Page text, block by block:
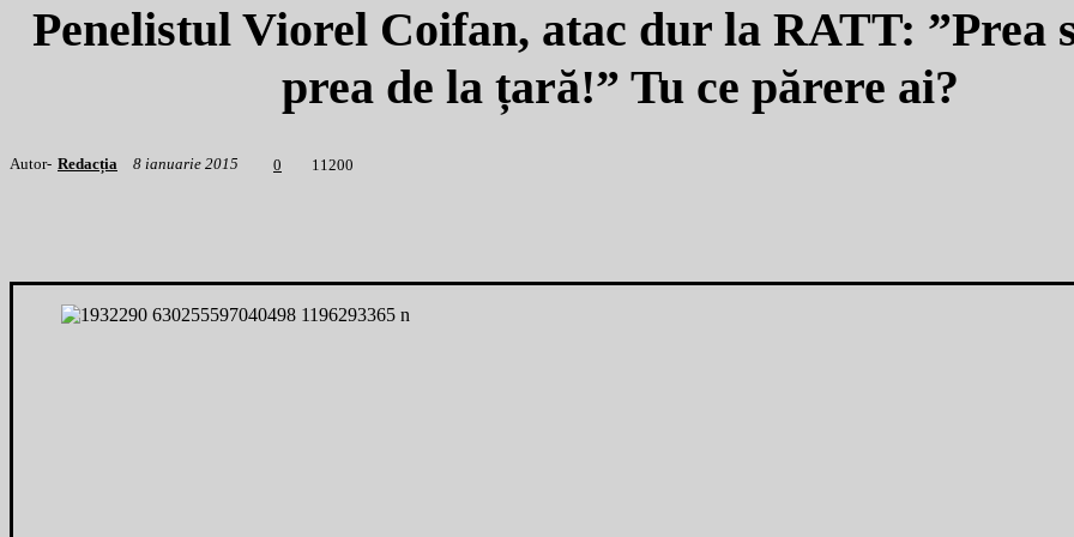
Penelistul Viorel Coifan, atac dur la RATT: ”Prea
prea de la țară!” Tu ce părere ai?
Autor- Redacția 8 ianuarie 2015 0 1 1200